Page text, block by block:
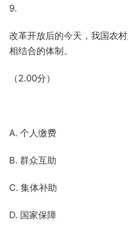
9.
改革开放后的今天，我国农
相结合的体制。
（2.00分）
A. 个人缴费
B. 群众互助
C. 集体补助
D. 国家保障